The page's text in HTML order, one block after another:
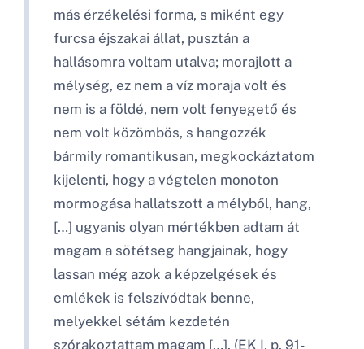
más érzékelési forma, s miként egy
furcsa éjszakai állat, pusztán a
hallásomra voltam utalva; morajlott a
mélység, ez nem a víz moraja volt és
nem is a földé, nem volt fenyegető és
nem volt közömbös, s hangozzék
bármily romantikusan, megkockáztatom
kijelenti, hogy a végtelen monoton
mormogása hallatszott a mélyből, hang,
[…] ugyanis olyan mértékben adtam át
magam a sötétseg hangjainak, hogy
lassan még azok a képzelgések és
emlékek is felszívódtak benne,
melyekkel sétám kezdetén
szórakoztattam magam […]. (EK I, p. 91-